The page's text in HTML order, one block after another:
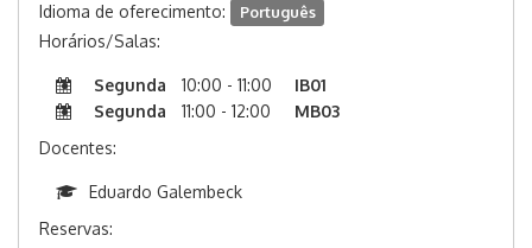
Idioma de oferecimento: Português
Horários/Salas:
Segunda 10:00 - 11:00
IB01
Segunda
11:00 - 12:00
MB03
Docentes:
Eduardo Galembeck
Reservas: